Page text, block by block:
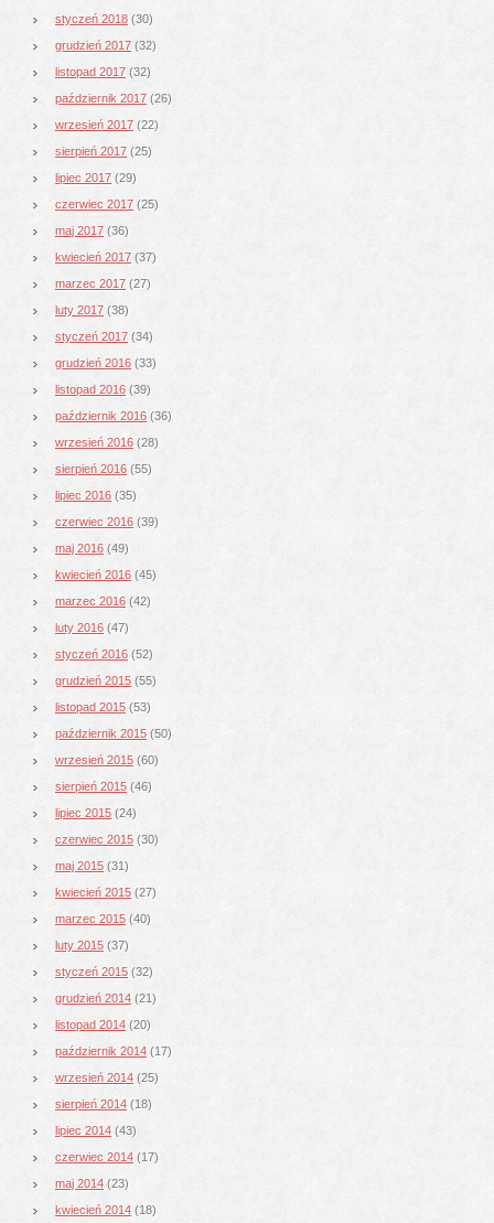
styczeń 2018 (30)
grudzień 2017 (32)
listopad 2017 (32)
październik 2017 (26)
wrzesień 2017 (22)
sierpień 2017 (25)
lipiec 2017 (29)
czerwiec 2017 (25)
maj 2017 (36)
kwiecień 2017 (37)
marzec 2017 (27)
luty 2017 (38)
styczeń 2017 (34)
grudzień 2016 (33)
listopad 2016 (39)
październik 2016 (36)
wrzesień 2016 (28)
sierpień 2016 (55)
lipiec 2016 (35)
czerwiec 2016 (39)
maj 2016 (49)
kwiecień 2016 (45)
marzec 2016 (42)
luty 2016 (47)
styczeń 2016 (52)
grudzień 2015 (55)
listopad 2015 (53)
październik 2015 (50)
wrzesień 2015 (60)
sierpień 2015 (46)
lipiec 2015 (24)
czerwiec 2015 (30)
maj 2015 (31)
kwiecień 2015 (27)
marzec 2015 (40)
luty 2015 (37)
styczeń 2015 (32)
grudzień 2014 (21)
listopad 2014 (20)
październik 2014 (17)
wrzesień 2014 (25)
sierpień 2014 (18)
lipiec 2014 (43)
czerwiec 2014 (17)
maj 2014 (23)
kwiecień 2014 (18)